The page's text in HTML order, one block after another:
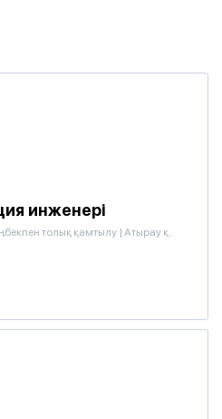
инженері
толық қамтылу | Атырау қ.